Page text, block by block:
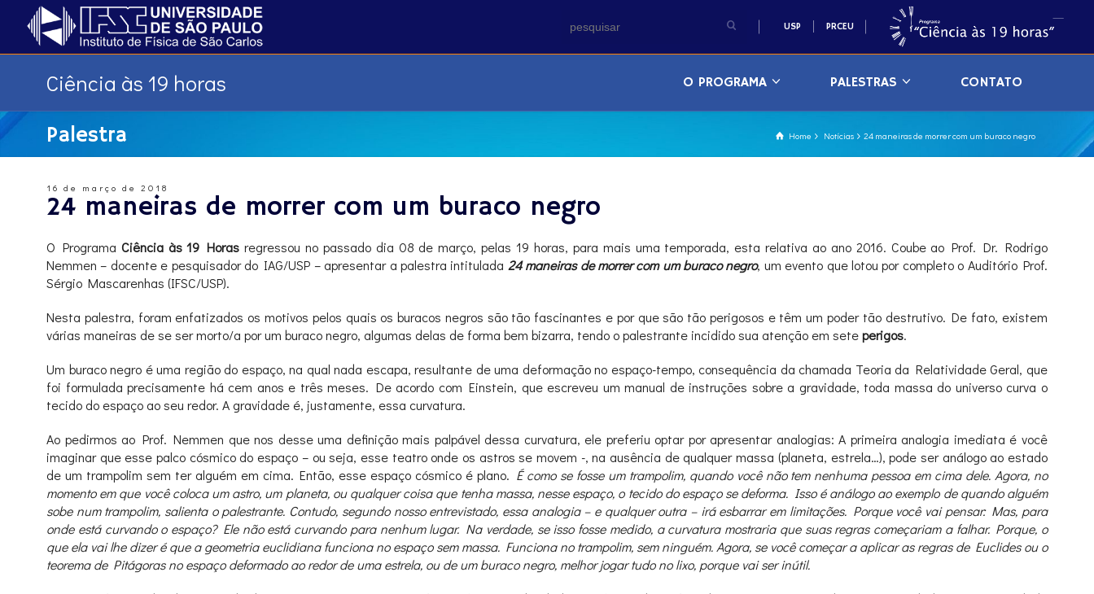
USP PRCEU
Ciência às 19 horas O PROGRAMA PALESTRAS CONTATO
Home Notícias 24 maneiras de morrer com um buraco negro
Palestra
16 de março de 2018
24 maneiras de morrer com um buraco negro
O Programa Ciência às 19 Horasregressou no passado dia 08 de março, pelas 19 horas, para mais uma temporada, esta relativa ao ano 2016. Coube ao Prof. Dr. Rodrigo
Nemmen – docente e pesquisador do IAG/USP – apresentar a palestra intitulada 24 maneiras de morrer com um buraco negro, um evento que lotou por completo o Auditório Prof.
Sérgio Mascarenhas (IFSC/USP).
Nesta palestra, foram enfatizados os motivos pelos quais os buracos negros são tão fascinantes e por que são tão perigosos e têm um poder tão destrutivo. De fato, existem
várias maneiras de se ser morto/a por um buraco negro, algumas delas de forma bem bizarra, tendo o palestrante incidido sua atenção em seteperigos.
Um buraco negro é uma região do espaço, na qual nada escapa, resultante de uma deformação no espaço-tempo, consequência da chamada Teoria da Relatividade Geral, que
foi formulada precisamente há cem anos e três meses. De acordo com Einstein, que escreveu um manual de instruções sobre a gravidade, toda massa do universo curva o
tecido do espaço ao seu redor. A gravidade é, justamente, essa curvatura.
Ao pedirmos ao Prof. Nemmen que nos desse uma definição mais palpável dessa curvatura, ele preferiu optar por apresentar analogias: A primeira analogia imediata é você
imaginar que esse palco cósmico do espaço – ou seja, esse teatro onde os astros se movem -, na ausência de qualquer massa (planeta, estrela…), pode ser análogo ao estado
de um trampolim sem ter alguém em cima. Então, esse espaço cósmico é plano. É como se fosse um trampolim, quando você não tem nenhuma pessoa em cima dele. Agora, no
momento em que você coloca um astro, um planeta, ou qualquer coisa que tenha massa, nesse espaço, o tecido do espaço se deforma. Isso é análogo ao exemplo de quando alguém
sobe num trampolim, salienta o palestrante. Contudo, segundo nosso entrevistado, essa analogia – e qualquer outra – irá esbarrar em limitações. Porque você vai pensar: Mas, para
onde está curvando o espaço? Ele não está curvando para nenhum lugar. Na verdade, se isso fosse medido, a curvatura mostraria que suas regras começariam a falhar. Porque, o
que ela vai lhe dizer é que a geometria euclidiana funciona no espaço sem massa. Funciona no trampolim, sem ninguém. Agora, se você começar a aplicar as regras de Euclides ou o
teorema de Pitágoras no espaço deformado ao redor de uma estrela, ou de um buraco negro, melhor jogar tudo no lixo, porque vai ser inútil.